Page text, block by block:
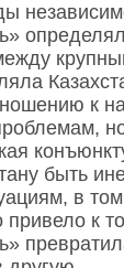
к
быть
в
к